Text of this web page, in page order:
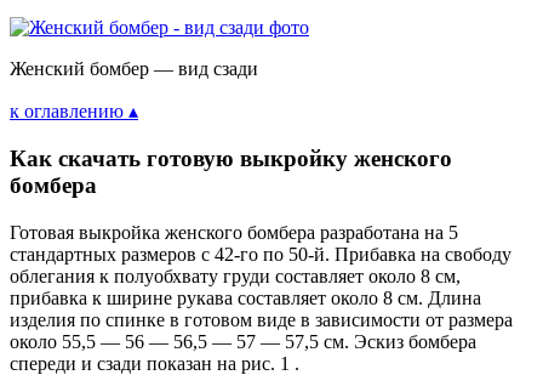
Женский бомбер — вид сзади
к оглавлению ▴
Как скачать готовую выкройку женского
бомбера
Готовая выкройка женского бомбера разработана на 5
стандартных размеров с 42-го по 50-й. Прибавка на свободу
облегания к полуобхвату груди составляет около 8 см,
прибавка к ширине рукава составляет около 8 см. Длина
изделия по спинке в готовом виде в зависимости от размера
около 55,5 — 56 — 56,5 — 57 — 57,5 см. Эскиз бомбера
спереди и сзади показан на рис. 1 .